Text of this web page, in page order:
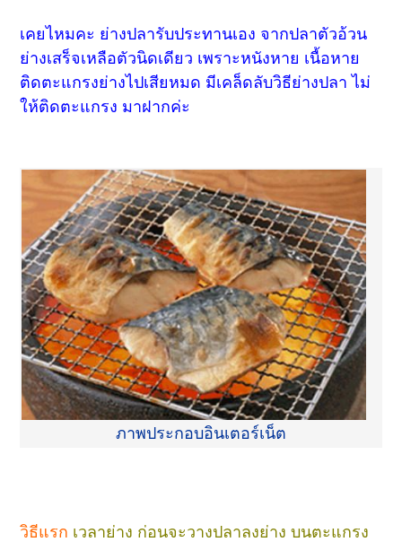
เคยไหมคะ ย่างปลารับประทานเอง จากปลาตัวอ้วน
ย่างเสร็จเหลือตัวนิดเดียว เพราะหนังหาย เนื้อหาย
ติดตะแกรงย่างไปเสียหมด มีเคล็ดลับวิธีย่างปลา ไม่
ให้ติดตะแกรง มาฝากค่ะ
ภาพประกอบอินเตอร์เน็ต
วิธีแรก เวลาย่าง ก่อนจะวางปลาลงย่าง บนตะแกรง